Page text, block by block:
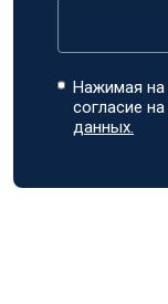
Нажимая на
согласие
данных.